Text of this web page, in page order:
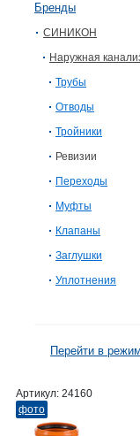
Бренды
СИНИКОН
Наружная
Трубы
Отводы
Тройники
Ревизии
Переходы
Муфты
Клапаны
Заглушки
Уплотнения
Перейти в
Артикул: 24160
фото